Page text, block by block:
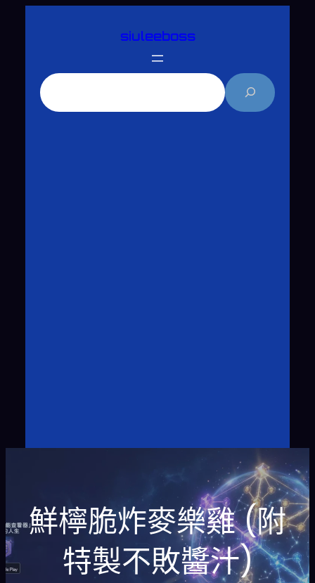
siuleeboss
鮮檸脆炸麥樂雞 (附
特製不敗醬汁)